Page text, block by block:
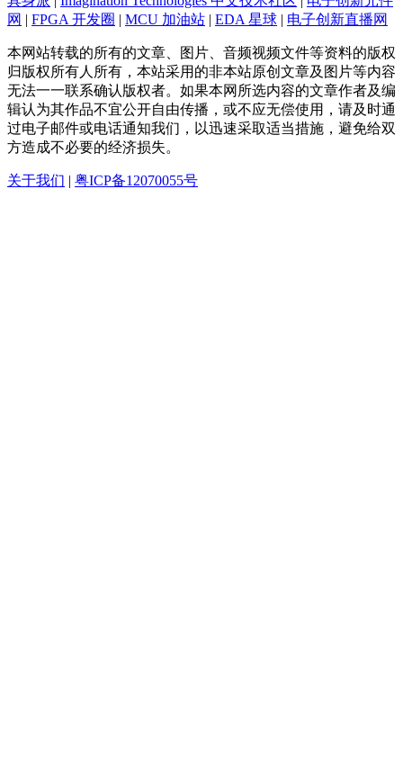
网 | FPGA 开发圈 | MCU 加油站 | EDA 星球 | 电子创新直播网
本网站转载的所有的文章、图片、音频视频文件等资料的版权
归版权所有人所有，本站采用的非本站原创文章及图片等内容
无法一一联系确认版权者。如果本网所选内容的文章作者及编
辑认为其作品不宜公开自由传播，或不应无偿使用，请及时通
过电子邮件或电话通知我们，以迅速采取适当措施，避免给双
方造成不必要的经济损失。
关于我们 | 粤ICP备12070055号